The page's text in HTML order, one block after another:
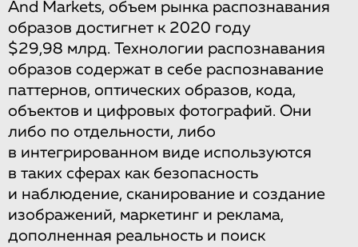
And Markets, объем рынка распознавания
образов достигнет к 2020 году
$29,98 млрд. Технологии распознавания
образов содержат в себе распознавание
паттернов, оптических образов, кода,
объектов и цифровых фотографий. Они
либо по отдельности, либо
в интегрированном виде используются
в таких сферах как безопасность
и наблюдение, сканирование и создание
изображений, маркетинг и реклама,
дополненная реальность и поиск